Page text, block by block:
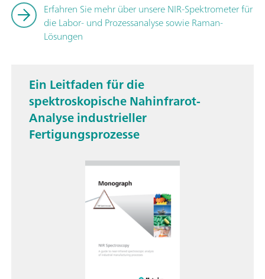
Erfahren Sie mehr über unsere NIR-Spektrometer für
die Labor- und Prozessanalyse sowie Raman-
Lösungen
Ein Leitfaden für die
spektroskopische Nahinfrarot-
Analyse industrieller
Fertigungsprozesse